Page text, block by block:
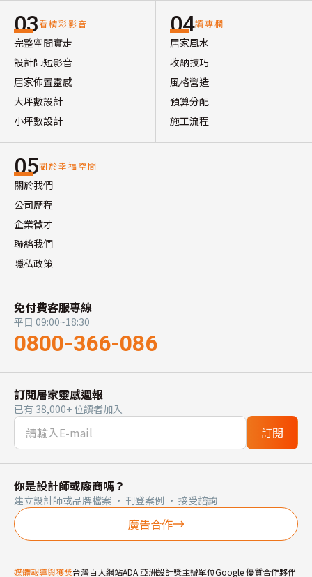
03看精彩影音
完整空間實走
設計師短影音
居家佈置靈感
大坪數設計
小坪數設計
04讀專欄
居家風水
收納技巧
風格營造
預算分配
施工流程
05關於幸福空間
關於我們
公司歷程
企業徵才
聯絡我們
隱私政策
免付費客服專線
平日 09:00~18:30
0800-366-086
訂閱居家靈感週報
已有 38,000+ 位讀者加入
訂閱
你是設計師或廠商嗎？
建立設計師或品牌檔案 · 刊登案例 · 接受諮詢
廣告合作
媒體報導與獲獎台灣百大網站ADA 亞洲設計獎主辦單位Google 優質合作夥伴